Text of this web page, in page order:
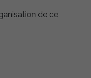
de ce